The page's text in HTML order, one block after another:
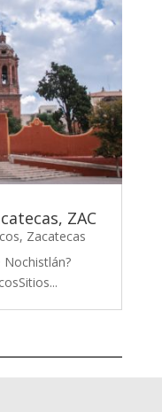
ZAC
, Zacatecas
Nochistlán?